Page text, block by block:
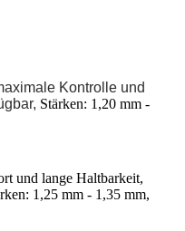
Kontrolle und
Stärken: 1,20 mm -
und lange Haltbarkeit,
1,25 mm - 1,35 mm,